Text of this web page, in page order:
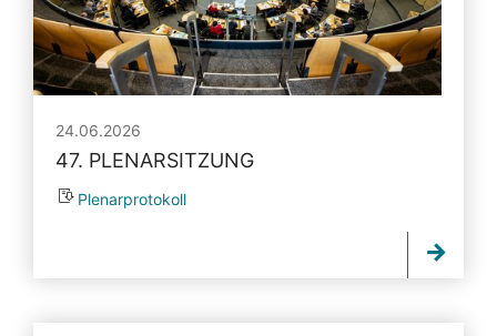
24.06.2026
47. PLENARSITZUNG
Plenarprotokoll